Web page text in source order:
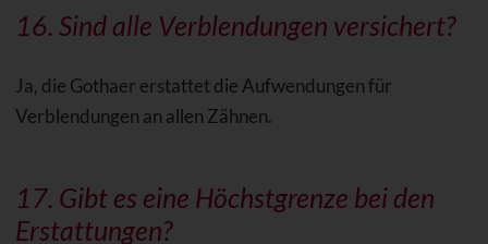
16. Sind alle Verblendungen versichert?
Ja, die Gothaer erstattet die Aufwendungen für
Verblendungen an allen Zähnen.
17. Gibt es eine Höchstgrenze bei den
Erstattungen?